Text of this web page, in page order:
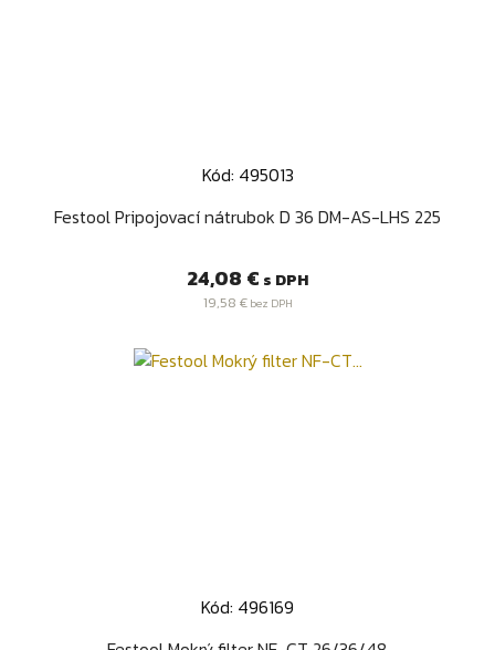
Kód: 495013
Festool Pripojovací nátrubok D 36 DM-AS-LHS 225
Cena
24,08 € s DPH
19,58 €bez DPH
Kód: 496169